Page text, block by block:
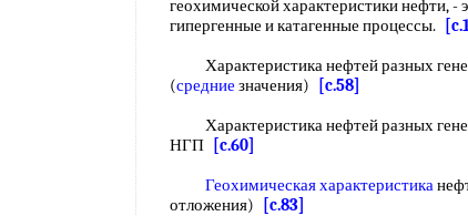
геохимической характеристики нефти, -
гипергенные и катагенные процессы.
Характеристика нефтей разных
(средние значения)
[c.58]
Характеристика нефтей разных
НГП
[c.60]
Геохимическая характеристика
отложения)
[c.83]